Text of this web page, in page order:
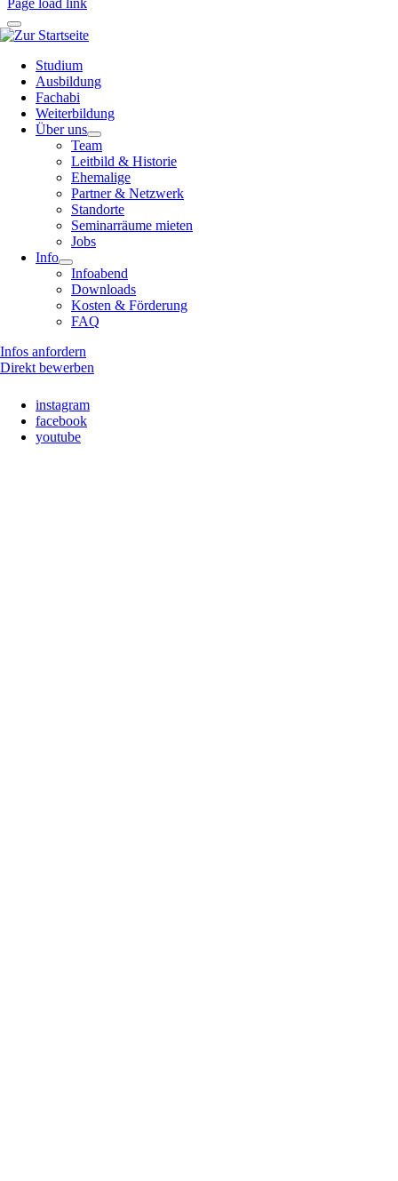
Page load link
Studium
Ausbildung
Fachabi
Weiterbildung
Über uns
Team
Leitbild & Historie
Ehemalige
Partner & Netzwerk
Standorte
Seminarräume mieten
Jobs
Info
Infoabend
Downloads
Kosten & Förderung
FAQ
Infos anfordern
Direkt bewerben
instagram
facebook
youtube